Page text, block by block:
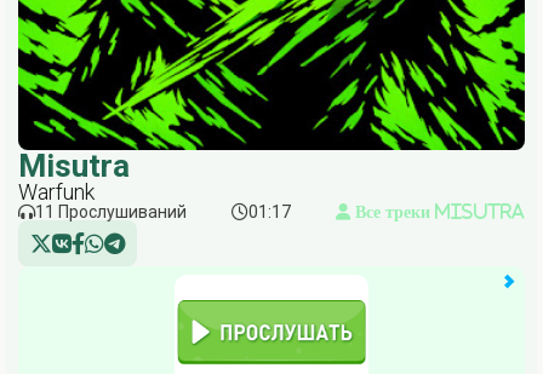
Misutra
Warfunk
11 Прослушиваний 01:17 Все треки Misutra